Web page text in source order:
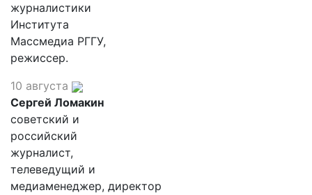
журналистики
Института
Массмедиа РГГУ,
режиссер.
10 августа
Сергей Ломакин
советский и
российский
журналист,
телеведущий и
медиаменеджер, директор